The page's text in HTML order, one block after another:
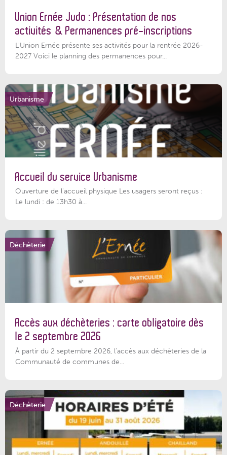
Union Ernée Judo : Présentation de nos
activités & Permanences pré-inscriptions
L'Union Ernée présente ses activités pour la rentrée 2026-
2027 Voici le planning des permanences pour...
Urbanisme
Accueil du service Urbanisme
Ouverture de l'accueil physique Les usagers seront reçus :
Le lundi : de 13h30 à...
Déchèterie
Accès aux déchèteries : carte obligatoire dès
le 2 septembre 2026
À partir du 2 septembre 2026, l’accès aux déchèteries de la
Communauté de communes de...
Déchèterie